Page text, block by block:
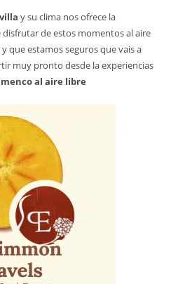
y su clima nos ofrece la
de estos momentos al aire
que estamos seguros que vais a
muy pronto desde la experiencias
al aire libre